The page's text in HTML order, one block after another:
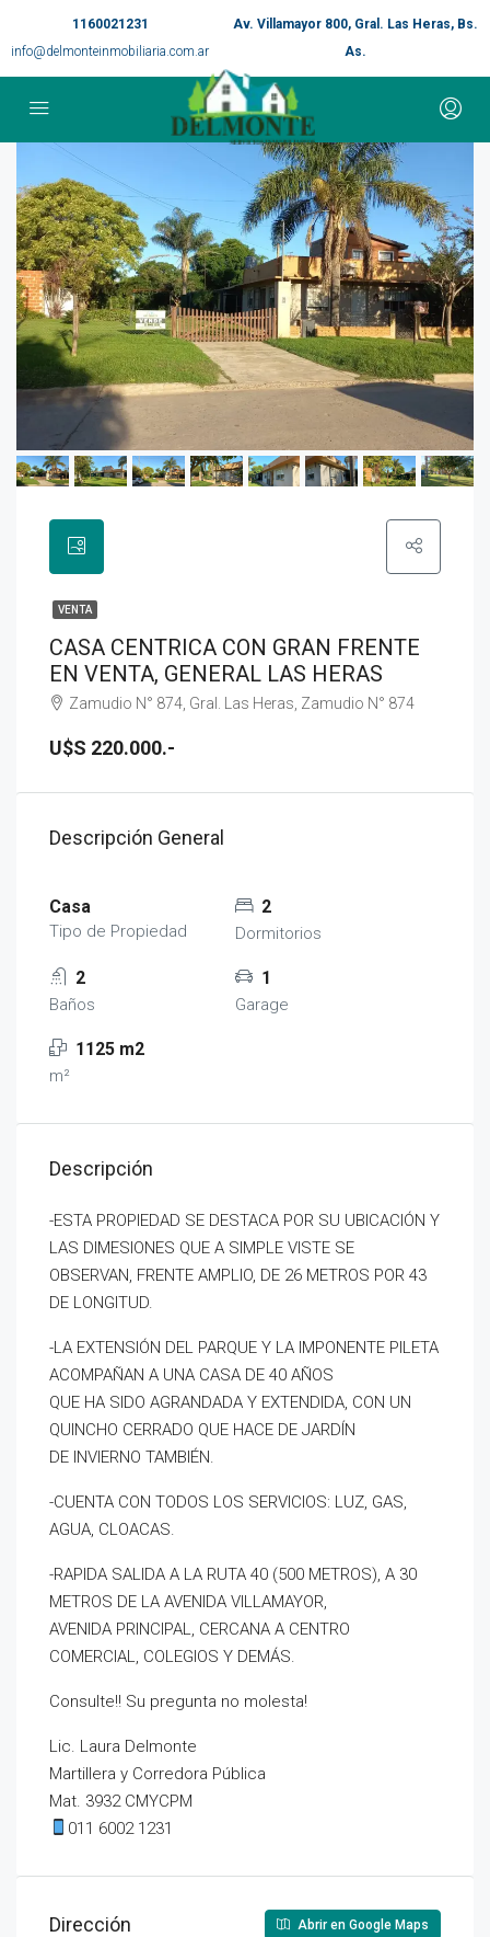
1160021231
info@delmonteinmobiliaria.com.ar
Av. Villamayor 800, Gral. Las Heras, Bs.
As.
VENTA
CASA CENTRICA CON GRAN FRENTE
EN VENTA, GENERAL LAS HERAS
Zamudio N° 874, Gral. Las Heras, Zamudio N° 874
U$S 220.000.-
Descripción General
Casa
Tipo de Propiedad
2
Dormitorios
2
Baños
1
Garage
1125 m2
m²
Descripción
-ESTA PROPIEDAD SE DESTACA POR SU UBICACIÓN Y
LAS DIMESIONES QUE A SIMPLE VISTE SE
OBSERVAN, FRENTE AMPLIO, DE 26 METROS POR 43
DE LONGITUD.
-LA EXTENSIÓN DEL PARQUE Y LA IMPONENTE PILETA
ACOMPAÑAN A UNA CASA DE 40 AÑOS
QUE HA SIDO AGRANDADA Y EXTENDIDA, CON UN
QUINCHO CERRADO QUE HACE DE JARDÍN
DE INVIERNO TAMBIÉN.
-CUENTA CON TODOS LOS SERVICIOS: LUZ, GAS,
AGUA, CLOACAS.
-RAPIDA SALIDA A LA RUTA 40 (500 METROS), A 30
METROS DE LA AVENIDA VILLAMAYOR,
AVENIDA PRINCIPAL, CERCANA A CENTRO
COMERCIAL, COLEGIOS Y DEMÁS.
Consulte!! Su pregunta no molesta!
Lic. Laura Delmonte
Martillera y Corredora Pública
Mat. 3932 CMYCPM
011 6002 1231
Dirección Abrir en Google Maps